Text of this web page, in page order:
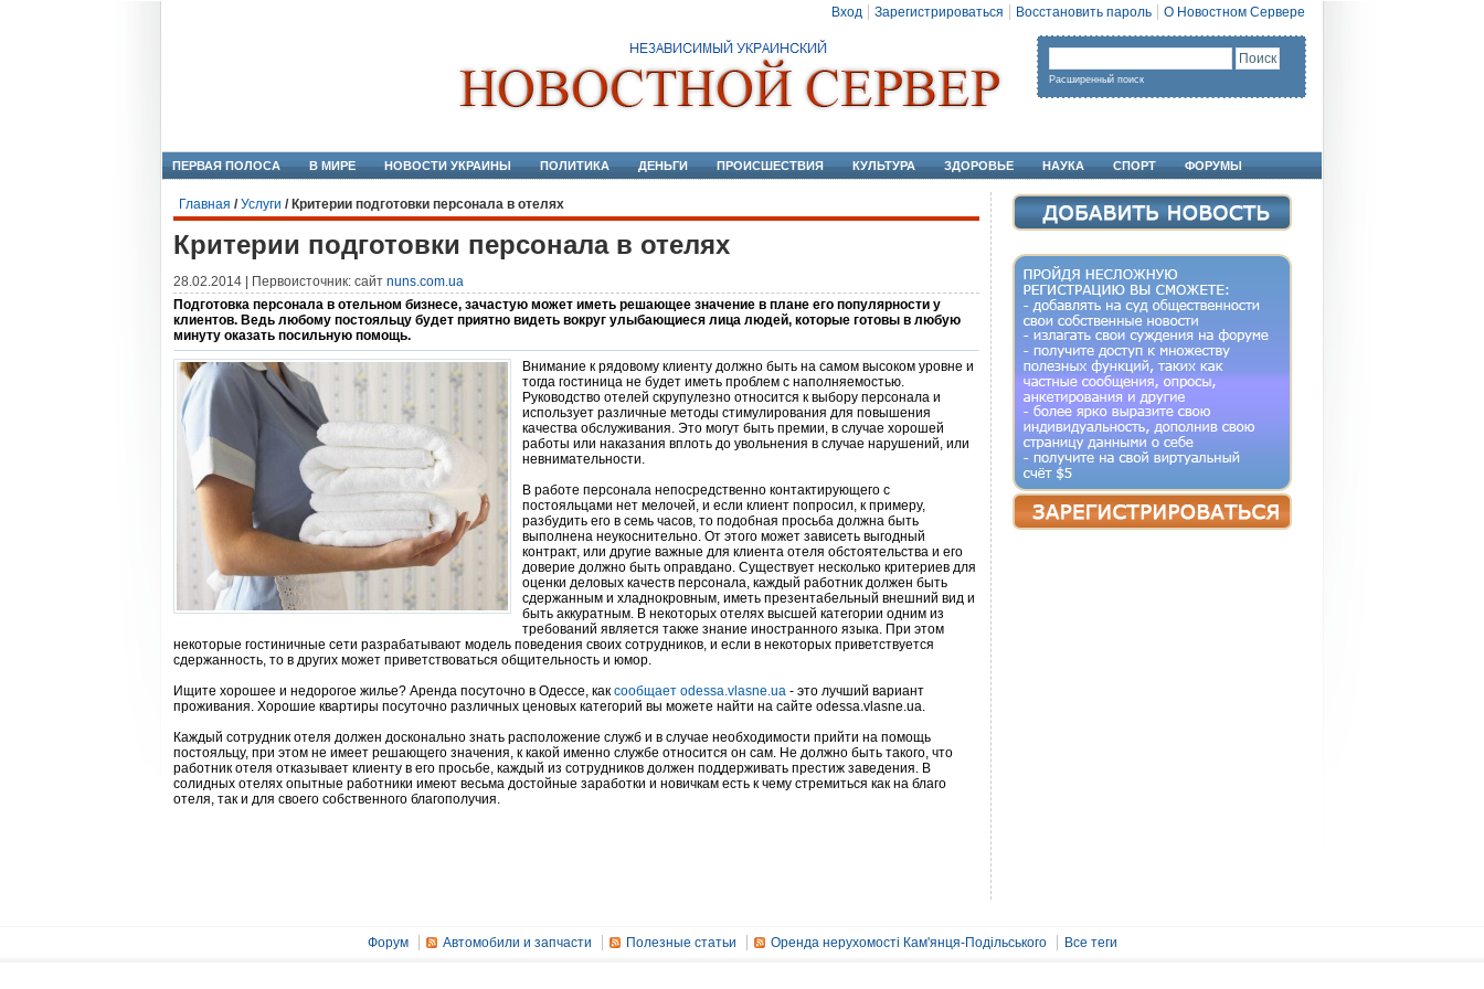
Вход Зарегистрироваться Восстановить пароль О Новостном Сервере
Расширенный поиск
ПЕРВАЯ ПОЛОСА В МИРЕ НОВОСТИ УКРАИНЫ ПОЛИТИКА ДЕНЬГИ ПРОИСШЕСТВИЯ КУЛЬТУРА ЗДОРОВЬЕ НАУКА СПОРТ ФОРУМЫ
Главная /Услуги / Критерии подготовки персонала в отелях
Критерии подготовки персонала в отелях
28.02.2014 | Первоисточник: сайт nuns.com.ua
Подготовка персонала в отельном бизнесе, зачастую может иметь решающее значение в плане его популярности у
клиентов. Ведь любому постояльцу будет приятно видеть вокруг улыбающиеся лица людей, которые готовы в любую
минуту оказать посильную помощь.
Внимание к рядовому клиенту должно быть на самом высоком уровне и
тогда гостиница не будет иметь проблем с наполняемостью.
Руководство отелей скрупулезно относится к выбору персонала и
использует различные методы стимулирования для повышения
качества обслуживания. Это могут быть премии, в случае хорошей
работы или наказания вплоть до увольнения в случае нарушений, или
невнимательности.
В работе персонала непосредственно контактирующего с
постояльцами нет мелочей, и если клиент попросил, к примеру,
разбудить его в семь часов, то подобная просьба должна быть
выполнена неукоснительно. От этого может зависеть выгодный
контракт, или другие важные для клиента отеля обстоятельства и его
доверие должно быть оправдано. Существует несколько критериев для
оценки деловых качеств персонала, каждый работник должен быть
сдержанным и хладнокровным, иметь презентабельный внешний вид и
быть аккуратным. В некоторых отелях высшей категории одним из
требований является также знание иностранного языка. При этом
некоторые гостиничные сети разрабатывают модель поведения своих сотрудников, и если в некоторых приветствуется
сдержанность, то в других может приветствоваться общительность и юмор.
Ищите хорошее и недорогое жилье? Аренда посуточно в Одессе, как сообщает odessa.vlasne.ua - это лучший вариант
проживания. Хорошие квартиры посуточно различных ценовых категорий вы можете найти на сайте odessa.vlasne.ua.
Каждый сотрудник отеля должен досконально знать расположение служб и в случае необходимости прийти на помощь
постояльцу, при этом не имеет решающего значения, к какой именно службе относится он сам. Не должно быть такого, что
работник отеля отказывает клиенту в его просьбе, каждый из сотрудников должен поддерживать престиж заведения. В
солидных отелях опытные работники имеют весьма достойные заработки и новичкам есть к чему стремиться как на благо
отеля, так и для своего собственного благополучия.
Форум Автомобили и запчасти Полезные статьи Оренда нерухомості Кам'янця-Подільського Все теги